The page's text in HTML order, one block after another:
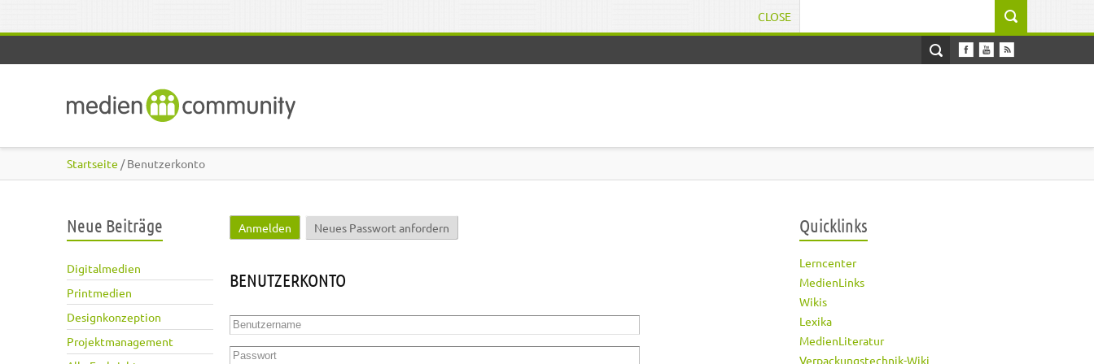
CLOSE
Startseite / Benutzerkonto
Neue Beiträge
Digitalmedien
Printmedien
Designkonzeption
Projektmanagement
Haupt-Reiter
Anmelden (aktiver Reiter)
Neues Passwort anfordern
BENUTZERKONTO
Benutzername
Passwort
Quicklinks
Lerncenter
MedienLinks
Wikis
Lexika
MedienLiteratur
Verpackungstechnik-Wiki